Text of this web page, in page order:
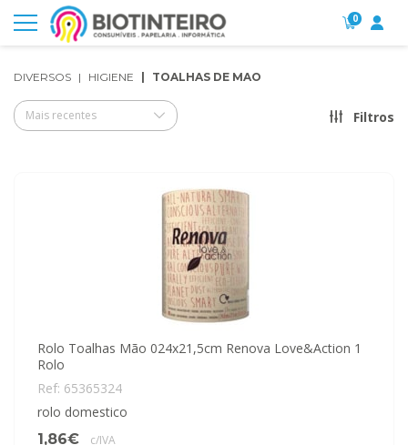
0
DIVERSOS HIGIENE TOALHAS DE MAO
Mais recentes Filtros
Rolo Toalhas Mão 024x21,5cm Renova Love&Action 1
Rolo
Ref: 65365324
rolo domestico
1,86€
c/IVA